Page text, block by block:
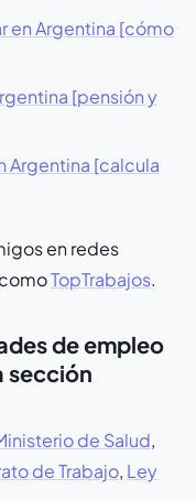
en Argentina [cómo
[pensión y
Argentina [calcula
en redes
TopTrabajos.
de empleo
sección
de Salud,
de Trabajo, Ley